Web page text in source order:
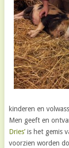
kinderen en
Men geeft en
Dries’is het gemis
voorzien worden